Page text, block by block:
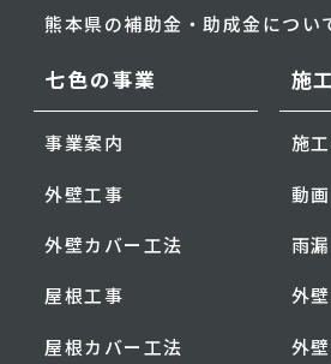
熊本県の補助金・助成金につい
七色の事業
事業案内
外壁工事
外壁カバー工法
屋根工事
屋根カバー工法
施
施
動
雨
外
外